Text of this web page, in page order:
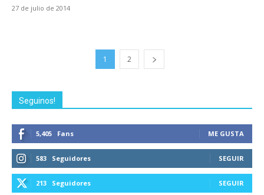
27 de julio de 2014
1 2
Seguinos!
5,405 Fans ME GUSTA
583 Seguidores SEGUIR
213 Seguidores SEGUIR